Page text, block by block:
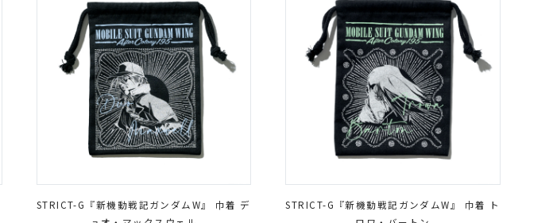
STRICT-G『新機動戦記ガンダムW』 巾着 デ
STRICT-G『新機動戦記ガンダムW』 巾着 ト